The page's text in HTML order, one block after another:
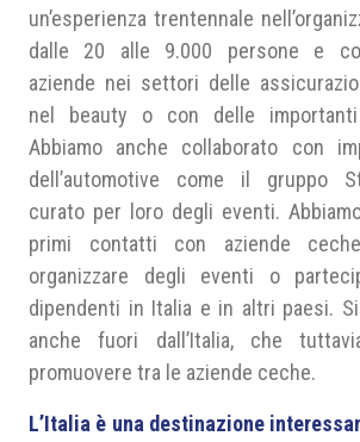
un’esperienza trentennale
dalle 20 alle 9.000 persone e
aziende nei settori delle
nel beauty o con delle importanti
Abbiamo anche collaborato con
dell’automotive come il gruppo
curato per loro degli eventi.
primi contatti con aziende
organizzare degli eventi o
dipendenti in Italia e in altri paesi.
anche fuori dall’Italia, che
promuovere tra le aziende ceche.
L’Italia è una destinazione